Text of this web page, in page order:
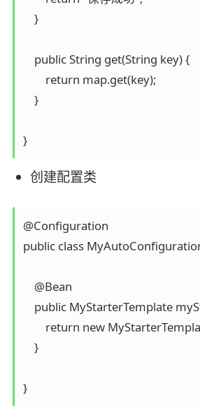
    }
    public String get(String key) {
        return map.get(key);
    }
}
创建配置类
@Configuration
public class
    @Bean
public MyStarterTemplate
return new
    }
}